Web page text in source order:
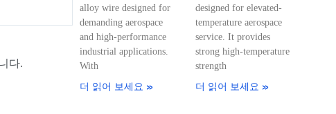
다.
alloy wire designed for
demanding aerospace
and high-performance
industrial applications.
With
더 읽어 보세요 »
designed for elevated-
temperature aerospace
service. It provides
strong high-temperature
strength
더 읽어 보세요 »